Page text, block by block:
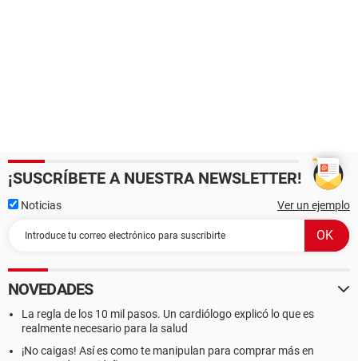
¡SUSCRÍBETE A NUESTRA NEWSLETTER!
Noticias Ver un ejemplo
NOVEDADES
La regla de los 10 mil pasos. Un cardiólogo explicó lo que es
realmente necesario para la salud
¡No caigas! Así es como te manipulan para comprar más en